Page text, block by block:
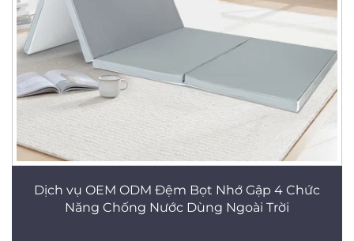
Dịch vụ OEM ODM Đệm Bọt Nhớ Gập 4 Chức
Năng Chống Nước Dùng Ngoài Trời